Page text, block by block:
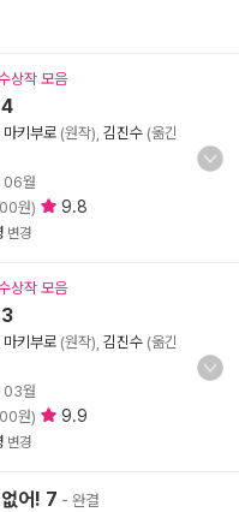
상작 모음
4
마키부로 (원작), 김진수 (옮긴
월
원) 9.8
변경
상작 모음
3
마키부로 (원작), 김진수 (옮긴
월
원) 9.9
변경
어! 7 - 완결